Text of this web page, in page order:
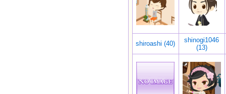
shiroashi (40)
shinogi1046
(13)